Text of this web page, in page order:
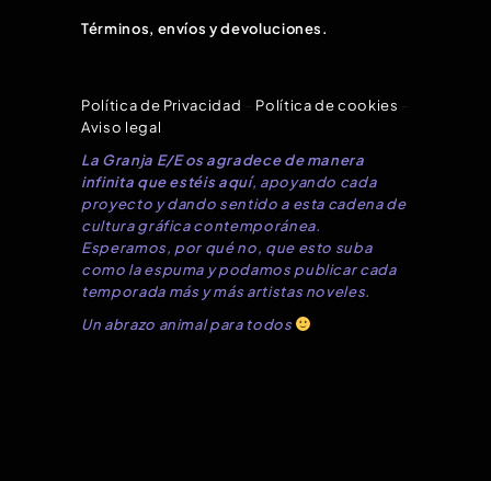
Términos, envíos y devoluciones.
Política de Privacidad Política de cookies
Aviso legal
La Granja E/E os agradece de manera
infinita que estéis aquí, apoyando cada
proyecto y dando sentido a esta cadena de
cultura gráfica contemporánea.
Esperamos, por qué no, que esto suba
como la espuma y podamos publicar cada
temporada más y más artistas noveles.
Un abrazo animal para todos